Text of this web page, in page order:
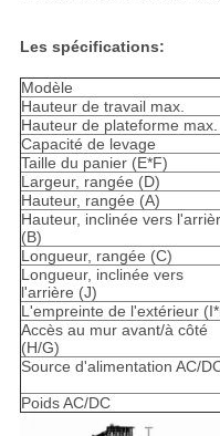
Les spécifications:
Modèle
Hauteur de travail max.
Hauteur de plateforme max.
Capacité de levage
Taille du panier (E*F)
Largeur, rangée (D)
Hauteur, rangée (A)
Hauteur, inclinée vers
(B)
Longueur, rangée (C)
Longueur, inclinée vers
l'arrière (J)
L'empreinte de l'extérieur
Accès au mur avant/à côté
(H/G)
Source d'alimentation AC/
Poids AC/DC